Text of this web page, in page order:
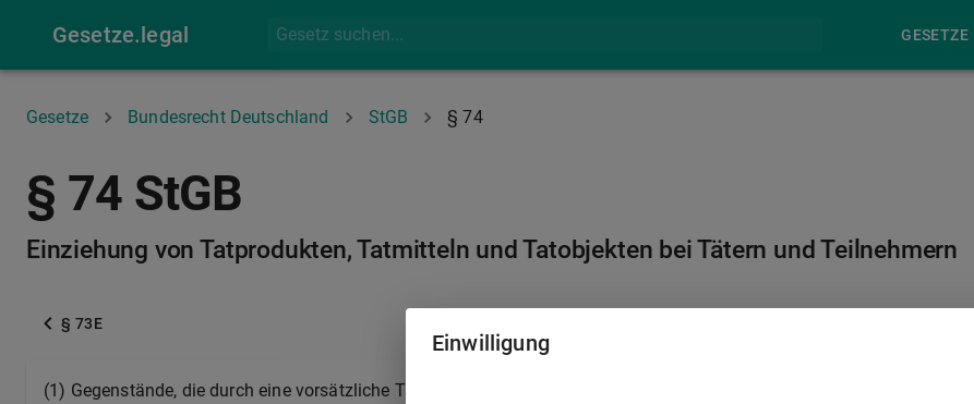
Gesetze.legal GESETZE
Gesetze Bundesrecht Deutschland StGB § 74
§ 74 StGB
Einziehung von Tatprodukten, Tatmitteln und Tatobjekten bei Tätern und Teilnehmern
§ 73E
(1) Gegenstände, die durch eine vorsätzliche Tat hervorgebracht (Tatprodukte) oder zu ihrer Begehung oder Vorbereitung
Einwilligung